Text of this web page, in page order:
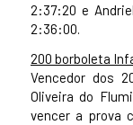
2:37:20 e
2:36:00.
200 borboleta
Vencedor dos
Oliveira do
vencer a prova